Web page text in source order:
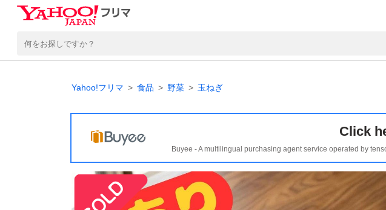
Yahoo!フリマ 食品 野菜 玉ねぎ
Click
Buyee - A multilingual purchasing agent service operated by